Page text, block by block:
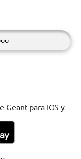
Geant para IOS y